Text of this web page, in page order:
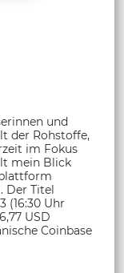
und
der Rohstoffe,
im Fokus
mein Blick
Der Titel
(16:30 Uhr
USD
Coinbase